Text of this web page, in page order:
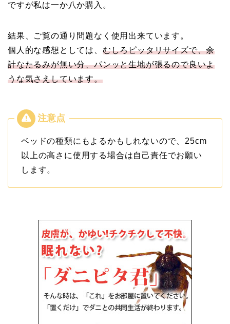
ですが私は一か八か購入。
結果、ご覧の通り問題なく使用出来ています。
個人的な感想としては、 むしろピッタリサイズで、余
計なたるみが無い分、パンッと生地が張るので良いよ
うな気さえしています。
ベッドの種類にもよるかもしれないので、25cm
以上の高さに使用する場合は自己責任でお願い
します。